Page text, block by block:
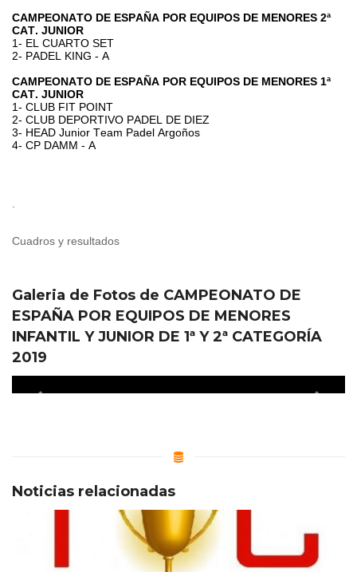
CAMPEONATO DE ESPAÑA POR EQUIPOS DE MENORES 2ª
CAT. JUNIOR
1- EL CUARTO SET
2- PADEL KING - A
CAMPEONATO DE ESPAÑA POR EQUIPOS DE MENORES 1ª
CAT. JUNIOR
1- CLUB FIT POINT
2- CLUB DEPORTIVO PADEL DE DIEZ
3- HEAD Junior Team Padel Argoños
4- CP DAMM - A
.
Cuadros y resultados
Galeria de Fotos de CAMPEONATO DE
ESPAÑA POR EQUIPOS DE MENORES
INFANTIL Y JUNIOR DE 1ª Y 2ª CATEGORÍA
2019
Noticias relacionadas